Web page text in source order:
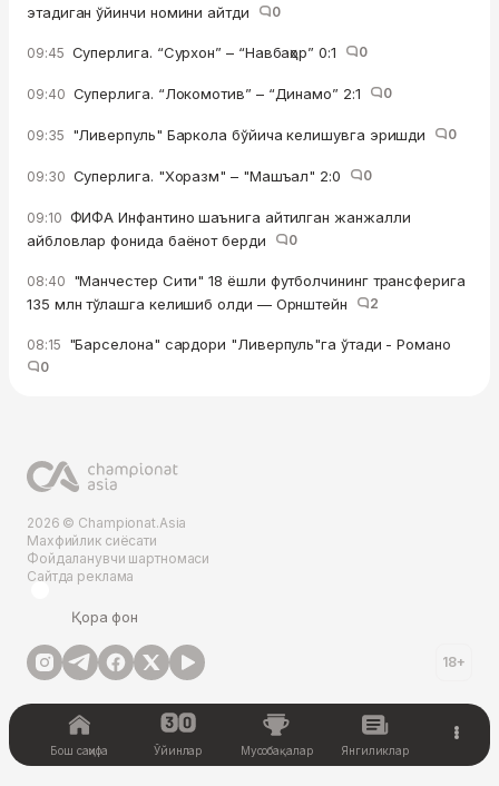
этадиган ўйинчи номини айтди
0
09:45 Суперлига. “Сурхон” – “Навбаҳор” 0:1 0
09:40 Суперлига. “Локомотив” – “Динамо” 2:1 0
09:35 "Ливерпуль" Баркола бўйича келишувга эришди 0
09:30 Суперлига. "Хоразм" – "Машъал" 2:0 0
09:10 ФИФА Инфантино шаънига айтилган жанжалли
айбловлар фонида баёнот берди
0
08:40 "Манчестер Сити" 18 ёшли футболчининг трансферига
135 млн тўлашга келишиб олди — Орнштейн
2
08:15 "Барселона" сардори "Ливерпуль"га ўтади - Романо
0
2026 © Championat.Asia
Махфийлик сиёсати
Фойдаланувчи шартномаси
Сайтда реклама
Қора фон
18+
Бош саҳифа Ўйинлар Мусобақалар Янгиликлар